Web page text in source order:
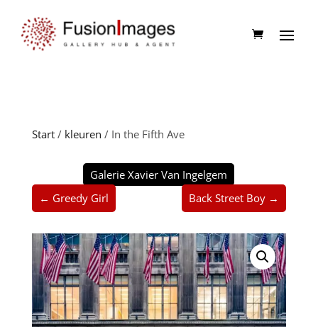
Start/ kleuren / In the Fifth Ave
Galerie Xavier Van Ingelgem
← Greedy Girl
Back Street Boy →